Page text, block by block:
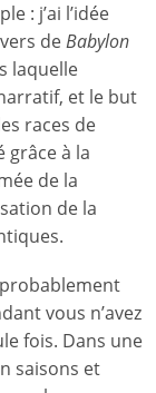
: j’ai l’idée
deBabylon
laquelle
et le but
races de
grâce à la
de la
de la
vous n’avez
fois. Dans une
saisons et